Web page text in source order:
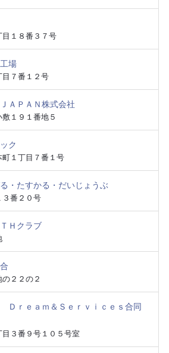
１８番３７号
場
７番１２号
ＰＡＮ株式会社
１９１番地５
ク
１丁目７番１号
・たすかる・だいじょうぶ
３番２０号
Ｈクラブ
２２の２
Ｄｒｅａｍ＆Ｓｅｒｖｉｃｅｓ合同
３番９号１０５号室